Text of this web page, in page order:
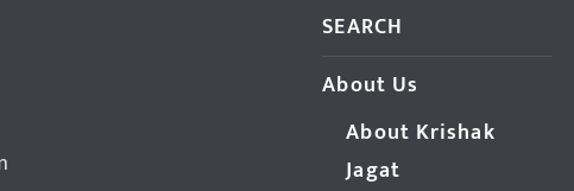
SEARCH
About Us
About Krishak
Jagat